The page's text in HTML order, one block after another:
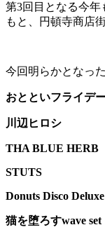
第3回目となる今年
もと、円頓寺商店
今回明らかとなっ
おとといフライデ
川辺ヒロシ
THA BLUE HERB
STUTS
Donuts Disco Deluxe
猫を堕ろすwave set